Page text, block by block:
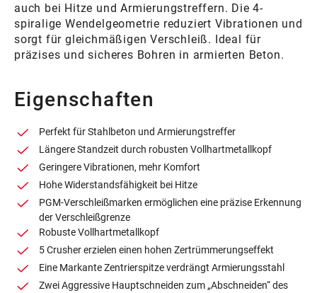
auch bei Hitze und Armierungstreffern. Die 4-
spiralige Wendelgeometrie reduziert Vibrationen und
sorgt für gleichmäßigen Verschleiß. Ideal für
präzises und sicheres Bohren in armierten Beton.
Eigenschaften
Perfekt für Stahlbeton und Armierungstreffer
Längere Standzeit durch robusten Vollhartmetallkopf
Geringere Vibrationen, mehr Komfort
Hohe Widerstandsfähigkeit bei Hitze
PGM-Verschleißmarken ermöglichen eine präzise Erkennung
der Verschleißgrenze
Robuste Vollhartmetallkopf
5 Crusher erzielen einen hohen Zertrümmerungseffekt
Eine Markante Zentrierspitze verdrängt Armierungsstahl
Zwei Aggressive Hauptschneiden zum „Abschneiden“ des